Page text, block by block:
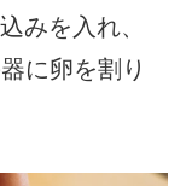
みを入れ、
に卵を割り